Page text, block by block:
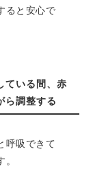
ると安心で
ている間、赤
ら調整する
呼吸できて